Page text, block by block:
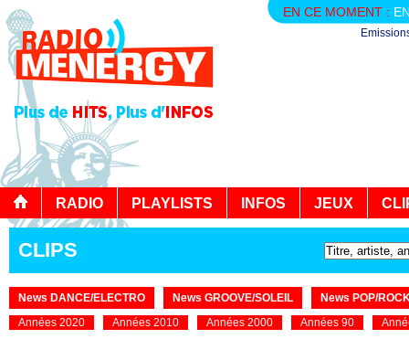
EN CE MOMENT :
RADIO PLAYLISTS INFOS JEUX
CLIPS
News DANCE/ELECTRO News GROOVE/SOLEIL
News POP/
Années 2020
Années 2010 Années 2000 Années 90